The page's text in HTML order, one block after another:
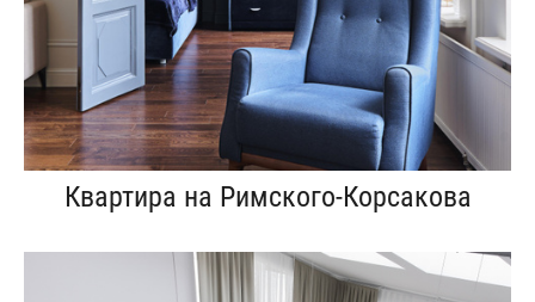
Квартира на Римского-Корсакова